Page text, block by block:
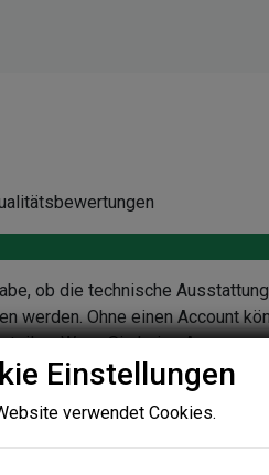
ob die technische
werden. Ohne einen Account
Wenn Sie keine
in einer Folgeabfrage
Einstellungen
verwendet Cookies.